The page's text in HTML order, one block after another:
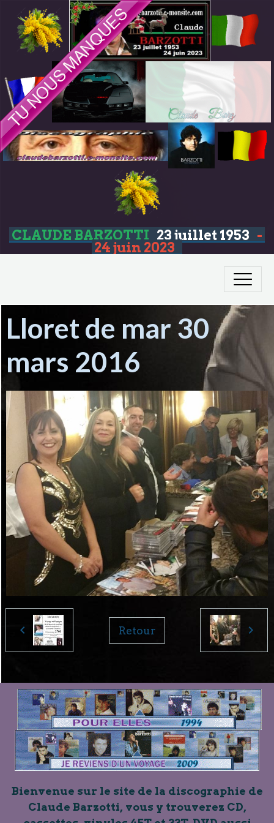
CLAUDE BARZOTTI 23 juillet 1953 -
24 juin 2023
Lloret de mar 30
mars 2016
Retour
Bienvenue sur le site de la discographie de
Claude Barzotti, vous y trouverez CD,